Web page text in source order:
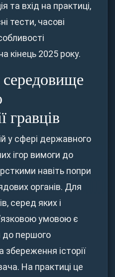
та вхід на практиці,
тести, часові
кінець 2025 року.
середовище
гравців
у сфері державного
ігор вимоги до
навіть попри
органів. Для
серед яких і
умовою є
до першого
історії
На практиці це